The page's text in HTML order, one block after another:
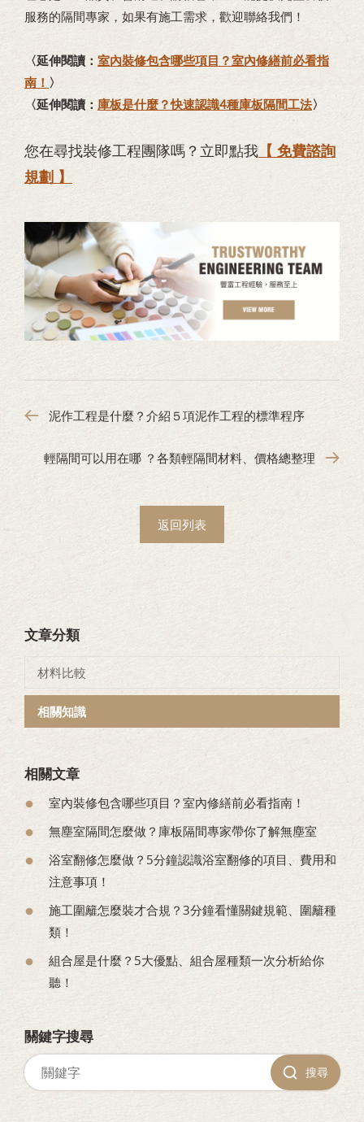
服務的隔間專家，如果有施工需求，歡迎聯絡我們！
〈延伸閱讀： 室內裝修包含哪些項目？室內修繕前必看指
南！ 〉
〈延伸閱讀： 庫板是什麼？快速認識4種庫板隔間工法〉
您在尋找裝修工程團隊嗎？立即點我 【 免費諮詢
規劃 】
泥作工程是什麼？介紹５項泥作工程的標準程序
輕隔間可以用在哪 ？各類輕隔間材料、價格總整理
返回列表
文章分類
材料比較
相關知識
相關文章
室內裝修包含哪些項目？室內修繕前必看指南！
無塵室隔間怎麼做？庫板隔間專家帶你了解無塵室
浴室翻修怎麼做？5分鐘認識浴室翻修的項目、費用和
注意事項！
施工圍籬怎麼裝才合規？3分鐘看懂關鍵規範、圍籬種
類！
組合屋是什麼？5大優點、組合屋種類一次分析給你
聽！
關鍵字搜尋
搜尋